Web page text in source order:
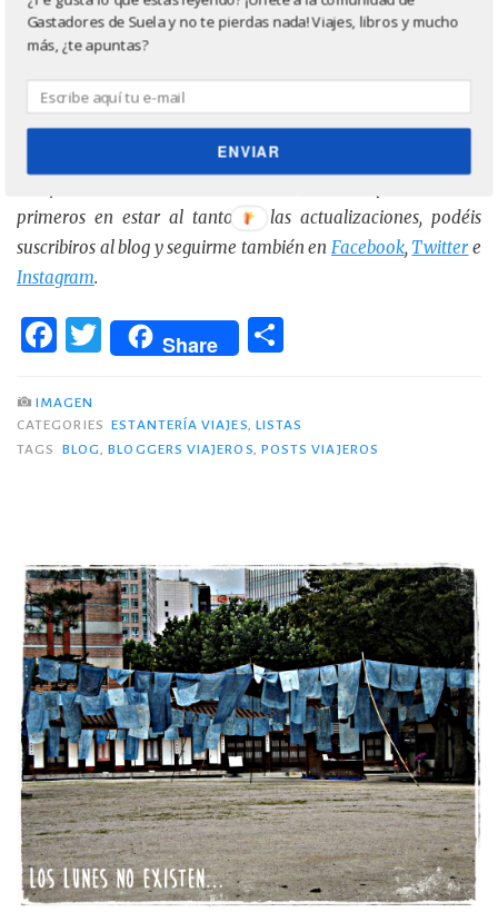
¡Espero que hayas disfrutado leyéndolos como yo lo
recomendaciones! ¡Hasta pronto!
Si te ha gustado, puedes ayudarme a darle difusión
primeros en estar al tanto de las actualizaciones, podéis
suscribiros al blog y seguirme también en Facebook, Twittere
Instagram.
F
c
e
k
T
w
te
Share
p
IMAGEN
CATEGORIES ESTANTERÍA VIAJES, LISTAS
TAGS
BLOG,BLOGGERS VIAJEROS, POSTS VIAJEROS
Gastadores de Suela y no te pierdas nada! Viajes, libros y mucho
más, ¿te apuntas?
ENVIAR